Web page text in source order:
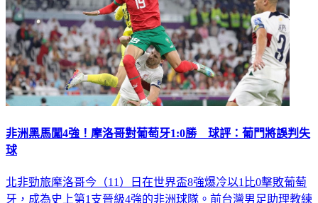
非洲黑馬闖4強！摩洛哥對葡萄牙1:0勝 球評：葡門將誤判失
球
北非勁旅摩洛哥今（11）日在世界盃8強爆冷以1比0擊敗葡萄
牙，成為史上第1支晉級4強的非洲球隊。前台灣男足助理教練